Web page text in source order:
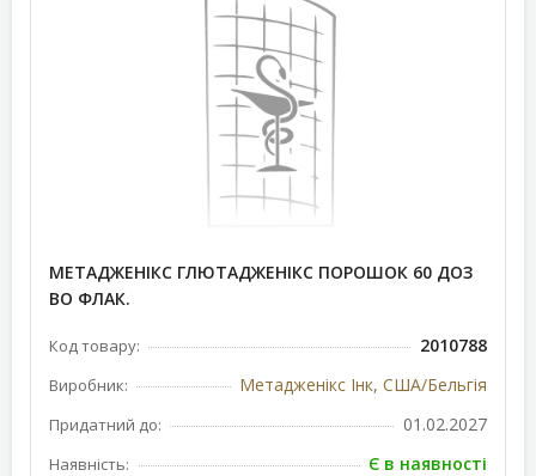
МЕТАДЖЕНІКС ГЛЮТАДЖЕНІКС ПОРОШОК 60 ДОЗ
ВО ФЛАК.
Код товару: 2010788
Виробник: Метадженікс Інк, США/Бельгія
Придатний до: 01.02.2027
Наявність: Є в наявності